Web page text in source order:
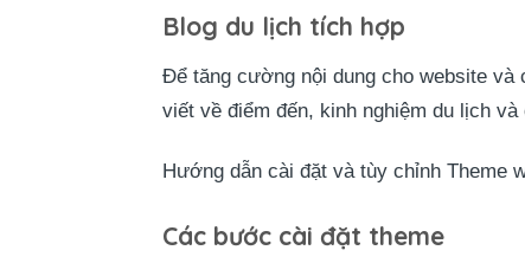
Blog du lịch tích hợp
Để tăng cường nội dung cho website
viết về điểm đến, kinh nghiệm du lịch
Hướng dẫn cài đặt và tùy chỉnh Theme
Các bước cài đặt theme